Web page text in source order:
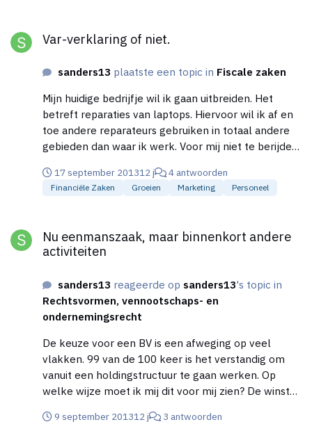
Var-verklaring of niet.
sanders13 plaatste een topic in Fiscale zaken
Mijn huidige bedrijfje wil ik gaan uitbreiden. Het
betreft reparaties van laptops. Hiervoor wil ik af en
toe andere reparateurs gebruiken in totaal andere
gebieden dan waar ik werk. Voor mij niet te berijden,
uiteraard wel naar deze andere reparateur. De
klanten komen binnen via mijn bedrijf. Daarna zet ik
probleem van de klant op, regelt zelf de betaling.
Achteraf stuur ik de reparateur een factuur voor het
niet had gehad. De volgende vragen: - Dien ik met
alle reparateurs een VAR-verklaring te hebben? Ik
zat hieraan te denken toen ik nog van mening was
dat het zinvol is om de klant te factureren. Echter
lijkt het mij (voor eigen belang) veiliger om niet de
klant maar de reparateur te factureren. Ik 'ken'
hem/haar, daar waar ik de klant totaal niet ken en
klant verstrekte gegevens. - Wat is een beetje een
17 september 201312 j 4 antwoorden
Financiële Zaken Groeien Marketing Personeel
Nu eenmanszaak, maar binnenkort andere
activiteiten
sanders13 reageerde op sanders13's topic in
Rechtsvormen, vennootschaps- en
ondernemingsrecht
De keuze voor een BV is een afweging op veel
vlakken. 99 van de 100 keer is het verstandig om
vanuit een holdingstructuur te gaan werken. Op
welke wijze moet ik mij dit voor mij zien? De winst
9 september 201312 j 3 antwoorden